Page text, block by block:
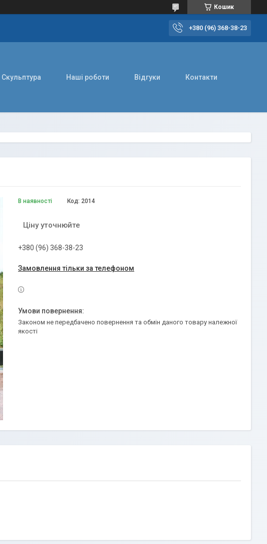
Кошик
+380 (96) 368-38-23
Скульптура Наші роботи Відгуки Контакти
В наявності Код: 2014
Ціну уточнюйте
+380 (96) 368-38-23
Замовлення тільки за телефоном
Законом не передбачено повернення та обмін даного товару належної
якості